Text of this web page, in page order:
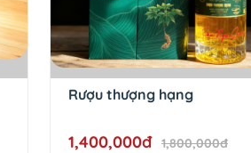
Rượu thượng hạng
1,400,000đ 1,800,000đ